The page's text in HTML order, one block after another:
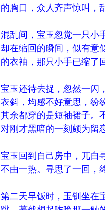
的胸口，众人齐声惊叫，
混乱间，宝玉忽觉一只小
却在缩回的瞬间，似有意
的衣袖，那只小手已缩了
宝玉还待去捉，忽然一闪
衣斜，均感不好意思，纷
其余都穿的是短袖裙子。
对刚才黑暗的一刻颇为留
宝玉回到自己房中，兀自
不由一热。寻思了一回，
第二天早饭时，玉钏坐在